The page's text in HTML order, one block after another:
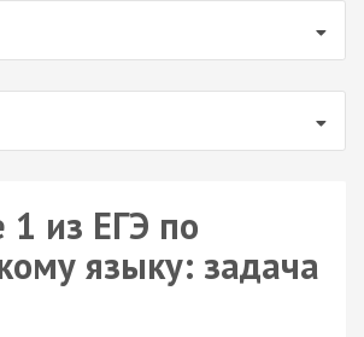
1 из ЕГЭ по
языку: задача